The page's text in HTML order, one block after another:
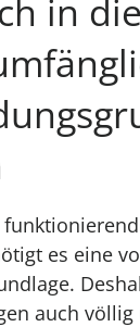
in
es eine
auch